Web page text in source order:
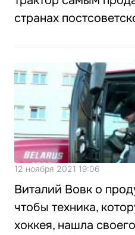
странах
12 ноября 2021 19:06
Виталий Вовк о
чтобы техника,
хоккея, нашла